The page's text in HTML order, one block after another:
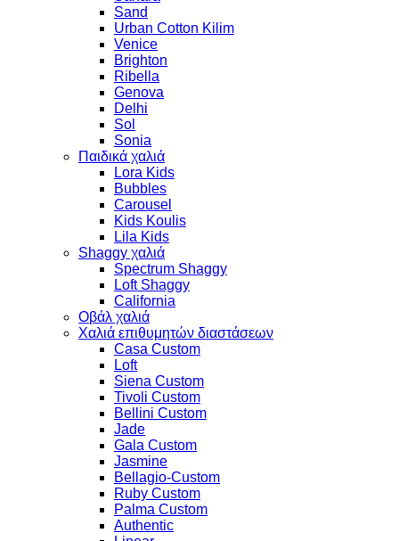
Sand
Urban Cotton Kilim
Venice
Brighton
Ribella
Genova
Delhi
Sol
Sonia
Παιδικά χαλιά
Lora Kids
Bubbles
Carousel
Kids Koulis
Lila Kids
Shaggy χαλιά
Spectrum Shaggy
Loft Shaggy
California
Οβάλ χαλιά
Χαλιά επιθυμητών διαστάσεων
Casa Custom
Loft
Siena Custom
Tivoli Custom
Bellini Custom
Jade
Gala Custom
Jasmine
Bellagio-Custom
Ruby Custom
Palma Custom
Authentic